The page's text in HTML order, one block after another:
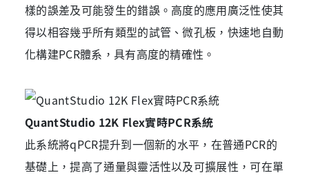
樣的誤差及可能發生的錯誤。高度的應用廣泛性使其
得以相容幾乎所有類型的試管、微孔板，快速地自動
化構建PCR體系，具有高度的精確性。
QuantStudio 12K Flex實時PCR系統
此系統將qPCR提升到一個新的水平，在普通PCR的
基礎上，提高了通量與靈活性以及可擴展性，可在單